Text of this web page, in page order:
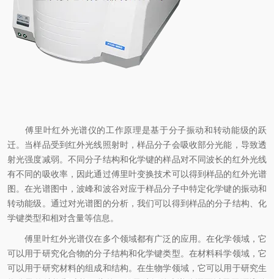
傅里叶红外光谱仪的工作原理是基于分子振动和转动能级的跃
迁。当样品受到红外光线照射时，样品分子会吸收部分光能，导致透
射光强度减弱。不同分子结构和化学键的样品对不同波长的红外光线
有不同的吸收率，因此通过傅里叶变换技术可以得到样品的红外光谱
图。在光谱图中，波峰和波谷对应于样品分子中特定化学键的振动和
转动能级。通过对光谱图的分析，我们可以得到样品的分子结构、化
学键类型和相对含量等信息。
傅里叶红外光谱仪在多个领域都有广泛的应用。在化学领域，它
可以用于研究化合物的分子结构和化学键类型。在材料科学领域，它
可以用于研究材料的组成和结构。在生物学领域，它可以用于研究生